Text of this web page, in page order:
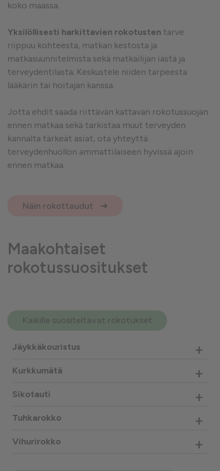
koko maassa.
Yksilöllisesti harkittavien rokotusten tarve
riippuu kohteesta, matkan kestosta ja
matkasuunnitelmista sekä matkailijan iästä ja
terveydentilasta. Keskustele niiden tarpeesta
lääkärin tai hoitajan kanssa.
Jotta ehdit saada riittävän kattavan rokotussuojan
ennen matkaa sekä tarkistaa muut terveyden
kannalta tärkeät asiat, ota yhteyttä
terveydenhuollon ammattilaiseen hyvissä ajoin
ennen matkaa.
Näin rokottaudut
Maakohtaiset
rokotussuositukset
Kaikille suositeltavat rokotukset
Jäykkäkouristus +
Kurkkumätä +
Sikotauti +
Tuhkarokko +
Vihurirokko +